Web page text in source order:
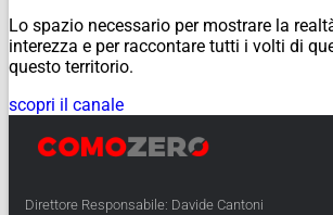
Lo spazio necessario per mostrare la
interezza e per raccontare tutti i volti di
questo territorio.
scopri il canale
Direttore Responsabile: Davide Cantoni